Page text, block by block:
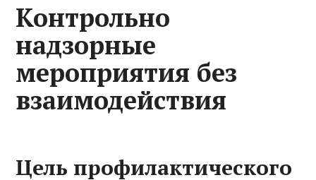
Контрольно
надзорные
мероприятия без
взаимодействия
Цель профилактического